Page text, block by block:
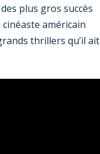
plus gros succès
américain
thrillers qu’il ait